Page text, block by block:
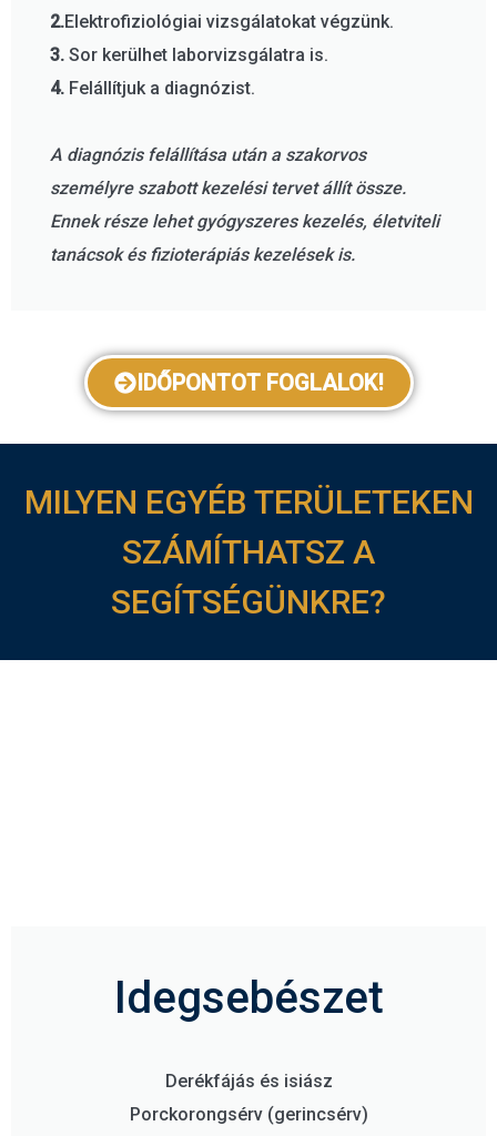
2.Elektrofiziológiai vizsgálatokat végzünk.
3. Sor kerülhet laborvizsgálatra is.
4. Felállítjuk a diagnózist.
A diagnózis felállítása után a szakorvos
személyre szabott kezelési tervet állít össze.
Ennek része lehet gyógyszeres kezelés, életviteli
tanácsok és fizioterápiás kezelések is.
IDŐPONTOT FOGLALOK!
MILYEN EGYÉB TERÜLETEKEN
SZÁMÍTHATSZ A
SEGÍTSÉGÜNKRE?
Idegsebészet
Derékfájás és isiász
Porckorongsérv (gerincsérv)